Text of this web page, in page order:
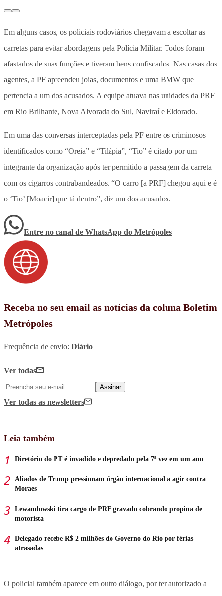
Em alguns casos, os policiais rodoviários chegavam a escoltar as
carretas para evitar abordagens pela Polícia Militar. Todos foram
afastados de suas funções e tiveram bens confiscados. Nas casas dos
agentes, a PF apreendeu joias, documentos e uma BMW que
pertencia a um dos acusados. A equipe atuava nas unidades da PRF
em Rio Brilhante, Nova Alvorada do Sul, Naviraí e Eldorado.
Em uma das conversas interceptadas pela PF entre os criminosos
identificados como “Oreia” e “Tilápia”, “Tio” é citado por um
integrante da organização após ter permitido a passagem da carreta
com os cigarros contrabandeados. “O carro [a PRF] chegou aqui e é
o ‘Tio’ [Moacir] que tá dentro”, diz um dos acusados.
Entre no canal de WhatsApp do Metrópoles
Receba no seu email as notícias da coluna Boletim
Metrópoles
Frequência de envio: Diário
Ver todas
Assinar
Ver todas as newsletters
Leia também
Diretório do PT é invadido e depredado pela 7ª vez em um ano
Aliados de Trump pressionam órgão internacional a agir contra
Moraes
Lewandowski tira cargo de PRF gravado cobrando propina de
motorista
Delegado recebe R$ 2 milhões do Governo do Rio por férias
atrasadas
O policial também aparece em outro diálogo, por ter autorizado a